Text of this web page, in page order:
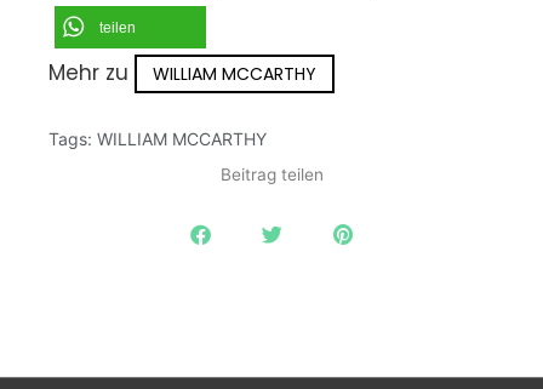
teilen
Mehr zu WILLIAM MCCARTHY
Tags: WILLIAM MCCARTHY
Beitrag teilen